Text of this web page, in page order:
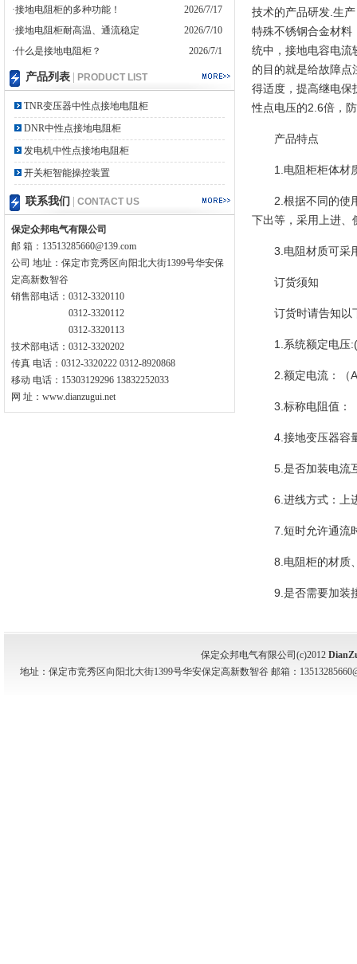
·接地电阻柜的多种功能！
2026/7/17
·接地电阻柜耐高温、通流稳定
2026/7/10
·什么是接地电阻柜？
2026/7/1
产品列表 PRODUCT LIST
TNR变压器中性点接地电阻柜
DNR中性点接地电阻柜
发电机中性点接地电阻柜
开关柜智能操控装置
联系我们 CONTACT US
保定众邦电气有限公司
邮 箱：13513285660@139.com
公司 地址：保定市竞秀区向阳北大街1399号华安保
定高新数智谷
销售部电话：0312-3320110
0312-3320112
0312-3320113
技术部电话：0312-3320202
传真 电话：0312-3320222 0312-8920868
移动 电话：15303129296 13832252033
网 址：www.dianzugui.net
技术的产品研发.生
特殊不锈钢合金材料
统中，接地电容电流
的目的就是给故障
得适度，提高继电保
性点电压的2.6倍，
产品特点
1.电阻柜柜体材
2.根据不同的使
下出等，采用上进、
3.电阻材质可采
订货须知
订货时请告知以
1.系统额定电压
2.额定电流：（
3.标称电阻值：
4.接地变压器容
5.是否加装电流
6.进线方式：上
7.短时允许通流
8.电阻柜的材质
9.是否需要加装
保定众邦电气有限公司(c)2012
地址：保定市竞秀区向阳北大街1399号华安保定高新数智谷 邮箱：